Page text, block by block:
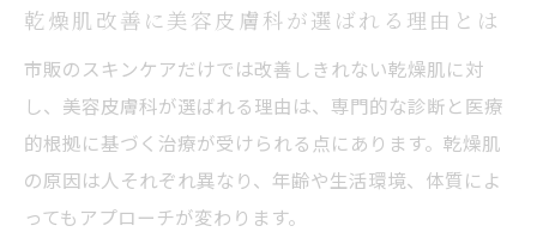
美容皮膚科の視点でみる乾燥肌の根本対策
乾燥肌が治らない時の美容皮膚科活用のコ
ツ
セルフケア以上の効果を美容皮膚科で実感
潤い肌を目指す美容皮膚科の最新アプローチ
乾燥肌改善に美容皮膚科が選ばれる理由とは
市販のスキンケアだけでは改善しきれない乾燥肌に対
し、美容皮膚科が選ばれる理由は、専門的な診断と医療
的根拠に基づく治療が受けられる点にあります。乾燥肌
の原因は人それぞれ異なり、年齢や生活環境、体質によ
ってもアプローチが変わります。